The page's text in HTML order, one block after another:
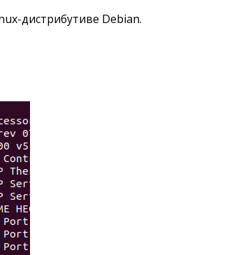
дистрибутиве Debian.